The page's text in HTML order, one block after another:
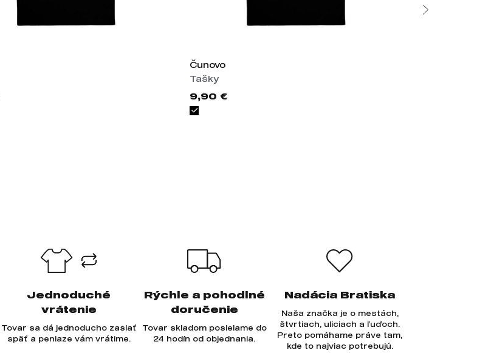
Čunovo
Tašky
9,90 €
Jednoduché
vrátenie
Tovar sa dá jednoducho zaslať
späť a peniaze vám vrátime.
Rýchle a pohodlné
doručenie
Tovar skladom posielame do
24 hodín od objednania.
Nadácia Bratiska
Naša značka je o mestách,
štvrtiach, uliciach a ľuďoch.
Preto pomáhame práve tam,
kde to najviac potrebujú.